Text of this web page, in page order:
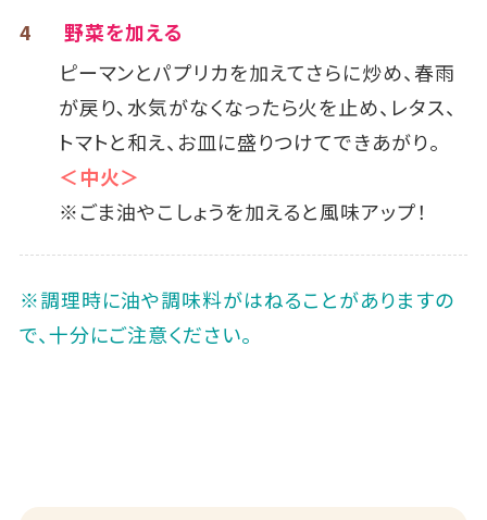
4
野菜を加える
ピーマンとパプリカを加えてさらに炒め、春雨
が戻り､水気がなくなったら火を止め、レタス、
トマトと和え、お皿に盛りつけてできあがり。
＜中火＞
※ごま油やこしょうを加えると風味アップ！
※調理時に油や調味料がはねることがありますの
で、十分にご注意ください｡